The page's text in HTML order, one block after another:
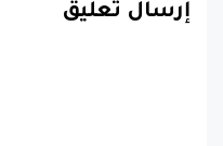
إرسال تعليق